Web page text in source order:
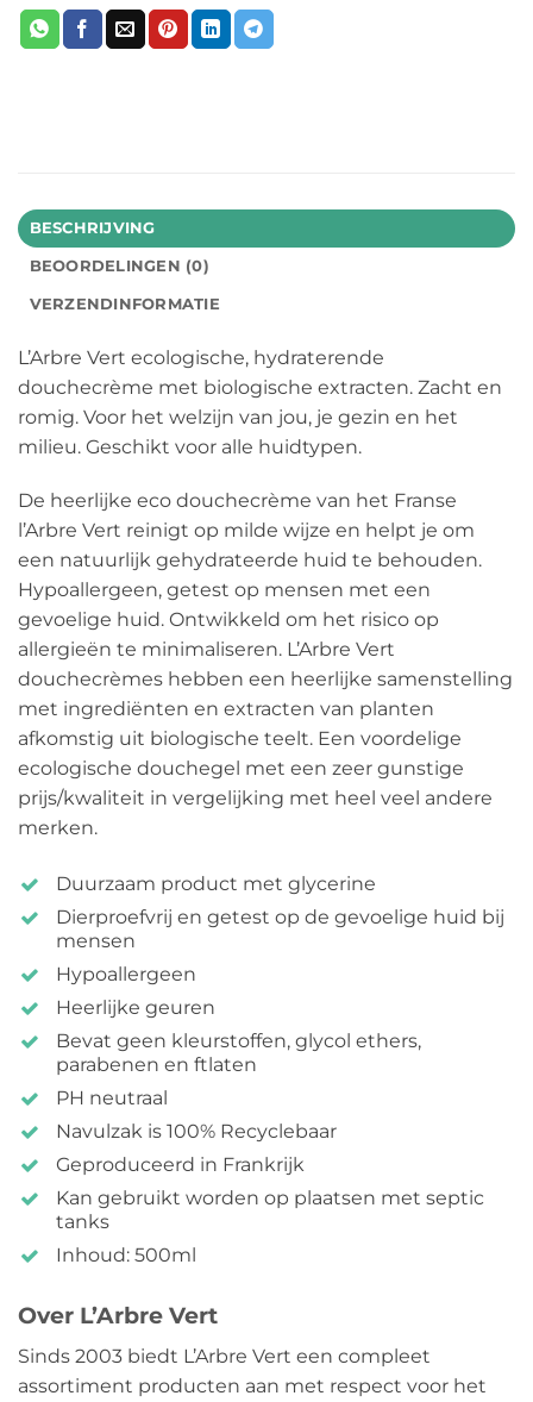
BESCHRIJVING
BEOORDELINGEN (0)
VERZENDINFORMATIE
L’Arbre Vert ecologische, hydraterende
douchecrème met biologische extracten. Zacht en
romig. Voor het welzijn van jou, je gezin en het
milieu. Geschikt voor alle huidtypen.
De heerlijke eco douchecrème van het Franse
l’Arbre Vert reinigt op milde wijze en helpt je om
een ​​natuurlijk gehydrateerde huid te behouden.
Hypoallergeen, getest op mensen met een
gevoelige huid. Ontwikkeld om het risico op
allergieën te minimaliseren. L’Arbre Vert
douchecrèmes hebben een heerlijke samenstelling
met ingrediënten en extracten van planten
afkomstig uit biologische teelt. Een voordelige
ecologische douchegel met een zeer gunstige
prijs/kwaliteit in vergelijking met heel veel andere
merken.
Duurzaam product met glycerine
Dierproefvrij en getest op de gevoelige huid bij
mensen
Hypoallergeen
Heerlijke geuren
Bevat geen kleurstoffen, glycol ethers,
parabenen en ftlaten
PH neutraal
Navulzak is 100% Recyclebaar
Geproduceerd in Frankrijk
Kan gebruikt worden op plaatsen met septic
tanks
Inhoud: 500ml
Over L’Arbre Vert
Sinds 2003 biedt L’Arbre Vert een compleet
assortiment producten aan met respect voor het